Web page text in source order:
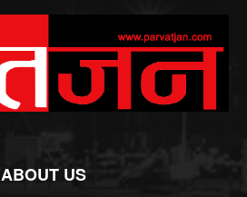
ABOUT US